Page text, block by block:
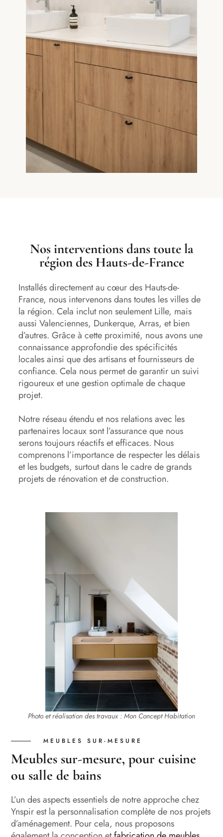
Nos interventions dans toute la
région des Hauts-de-France
Installés directement au cœur des Hauts-de-
France, nous intervenons dans toutes les villes de
la région. Cela inclut non seulement Lille, mais
aussi Valenciennes, Dunkerque, Arras, et bien
d’autres. Grâce à cette proximité, nous avons une
connaissance approfondie des spécificités
locales ainsi que des artisans et fournisseurs de
confiance. Cela nous permet de garantir un suivi
rigoureux et une gestion optimale de chaque
projet.
Notre réseau étendu et nos relations avec les
partenaires locaux sont l’assurance que nous
serons toujours réactifs et efficaces. Nous
comprenons l’importance de respecter les délais
et les budgets, surtout dans le cadre de grands
projets de rénovation et de construction.
Photo et réalisation des travaux : Mon Concept Habitation
MEUBLES SUR-MESURE
Meubles sur-mesure, pour cuisine
ou salle de bains
L’un des aspects essentiels de notre approche chez
Ynspir est la personnalisation complète de nos projets
d’aménagement. Pour cela, nous proposons